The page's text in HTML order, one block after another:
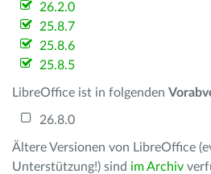
26.2.0
25.8.7
25.8.6
25.8.5
LibreOffice ist in folgenden
26.8.0
Ältere Versionen von LibreOffice
Unterstützung!) sind im Archiv